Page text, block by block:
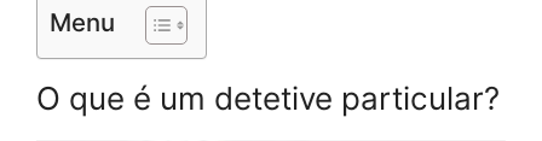
Menu
O que é um detetive particular?